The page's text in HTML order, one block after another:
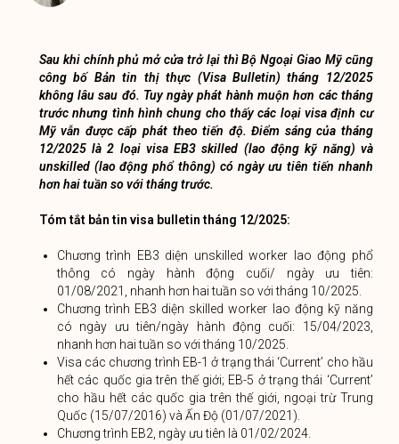
Sau khi chính phủ mở cửa trở lại thì Bộ Ngoại Giao Mỹ cũng
công bố Bản tin thị thực (Visa Bulletin) tháng 12/2025
không lâu sau đó. Tuy ngày phát hành muộn hơn các tháng
trước nhưng tình hình chung cho thấy các loại visa định cư
Mỹ vẫn được cấp phát theo tiến độ. Điểm sáng của tháng
12/2025 là 2 loại visa EB3 skilled (lao động kỹ năng) và
unskilled (lao động phổ thông) có ngày ưu tiên tiến nhanh
hơn hai tuần so với tháng trước.
Tóm tắt bản tin visa bulletin tháng 12/2025:
Chương trình EB3 diện unskilled worker lao động phổ
thông có ngày hành động cuối/ ngày ưu tiên:
01/08/2021, nhanh hơn hai tuần so với tháng 10/2025.
Chương trình EB3 diện skilled worker lao động kỹ năng
có ngày ưu tiên/ngày hành động cuối: 15/04/2023,
nhanh hơn hai tuần so với tháng 10/2025.
Visa các chương trình EB-1 ở trạng thái ‘Current’ cho hầu
hết các quốc gia trên thế giới; EB-5 ở trạng thái ‘Current’
cho hầu hết các quốc gia trên thế giới, ngoại trừ Trung
Quốc (15/07/2016) và Ấn Độ (01/07/2021).
Chương trình EB2, ngày ưu tiên là 01/02/2024.